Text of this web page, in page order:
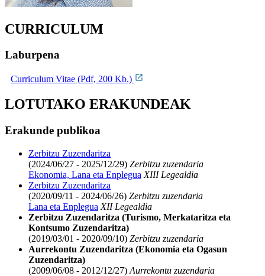
CURRICULUM
Laburpena
Curriculum Vitae (Pdf, 200 Kb.)
LOTUTAKO ERAKUNDEAK
Erakunde publikoa
Zerbitzu Zuzendaritza
(2024/06/27 - 2025/12/29) Zerbitzu zuzendaria
Ekonomia, Lana eta Enplegua XIII Legealdia
Zerbitzu Zuzendaritza
(2020/09/11 - 2024/06/26) Zerbitzu zuzendaria
Lana eta Enplegua XII Legealdia
Zerbitzu Zuzendaritza (Turismo, Merkataritza eta
Kontsumo Zuzendaritza)
(2019/03/01 - 2020/09/10) Zerbitzu zuzendaria
Aurrekontu Zuzendaritza (Ekonomia eta Ogasun
Zuzendaritza)
(2009/06/08 - 2012/12/27) Aurrekontu zuzendaria